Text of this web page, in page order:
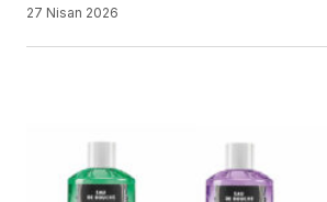
27 Nisan 2026